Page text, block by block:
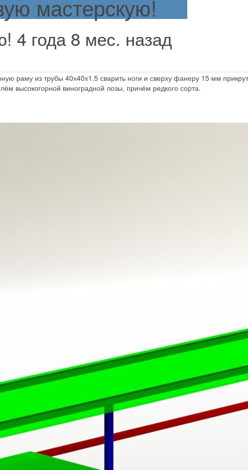
мастерскую!
4 года 8 мес. назад
раму из трубы 40х40х1.5 сварить ноги и сверху фанеру 15 мм
высокогорной виноградной лозы, причём редкого сорта.